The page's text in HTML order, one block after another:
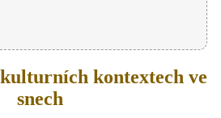
kontextech ve
snech